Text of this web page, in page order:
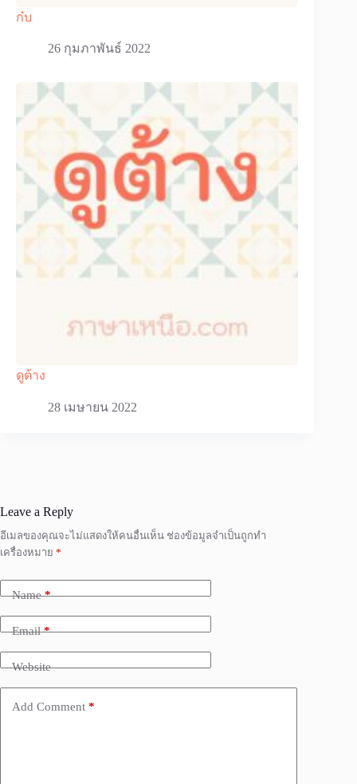
ก๋บ
26 กุมภาพันธ์ 2022
ดูต้าง
28 เมษายน 2022
Leave a Reply
อีเมลของคุณจะไม่แสดงให้คนอื่นเห็น ช่องข้อมูลจำเป็นถูกทำ
เครื่องหมาย *
Name*
Email*
Website
Add Comment *